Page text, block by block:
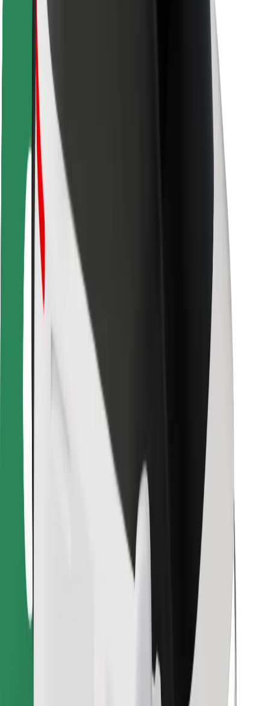
Ciudades
Dónde estamos
Soluciones para las ciudades
Aeropuertos
Estaciones de carga de Bolt
Soporte
Para usuarios
Para conductores
Para repartidores
Bolt Food
Para propietarios de flota
Para restaurantes
Bolt para empresas
Términos y Condiciones
¡Conseguí un viaje en minutos!
Descargar la app de Bolt
Encontrá tu comida favorita
Descargar la app de Bolt Food